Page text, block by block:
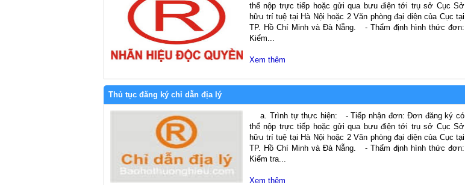
thể nộp trực tiếp hoặc gửi qua bưu điện tới trụ sở Cục Sở
hữu trí tuệ tại Hà Nội hoặc 2 Văn phòng đại diện của Cục tại
TP. Hồ Chí Minh và Đà Nẵng. - Thẩm định hình thức đơn:
Kiểm...
Xem thêm
Thủ tục đăng ký chỉ dẫn địa lý
a. Trình tự thực hiện: - Tiếp nhận đơn: Đơn đăng ký có
thể nộp trực tiếp hoặc gửi qua bưu điện tới trụ sở Cục Sở
hữu trí tuệ tại Hà Nội hoặc 2 Văn phòng đại diện của Cục tại
TP. Hồ Chí Minh và Đà Nẵng. - Thẩm định hình thức đơn:
Kiểm tra...
Xem thêm